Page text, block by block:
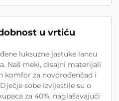
u vrtiću
luksuzne jastuke lancu
Naš meki, disajni materijali
komfor za novorođenčad i
sobe izvijestile su o
za 40%, naglašavajući